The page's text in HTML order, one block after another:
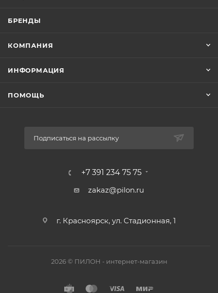
БРЕНДЫ
КОМПАНИЯ
ИНФОРМАЦИЯ
ПОМОЩЬ
Подписаться на рассылку
+7 391 234 75 75
zakaz@pilon.ru
г. Красноярск, ул. Стадионная, 1
2026 © ПИЛОН - интернет-магазин